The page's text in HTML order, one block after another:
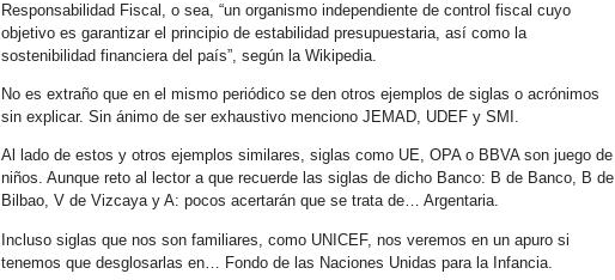
Responsabilidad Fiscal, o sea, “un organismo independiente de control fiscal cuyo
objetivo es garantizar el principio de estabilidad presupuestaria, así como la
sostenibilidad financiera del país”, según la Wikipedia.
No es extraño que en el mismo periódico se den otros ejemplos de siglas o acrónimos
sin explicar. Sin ánimo de ser exhaustivo menciono JEMAD, UDEF y SMI.
Al lado de estos y otros ejemplos similares, siglas como UE, OPA o BBVA son juego de
niños. Aunque reto al lector a que recuerde las siglas de dicho Banco: B de Banco, B de
Bilbao, V de Vizcaya y A: pocos acertarán que se trata de… Argentaria.
Incluso siglas que nos son familiares, como UNICEF, nos veremos en un apuro si
tenemos que desglosarlas en… Fondo de las Naciones Unidas para la Infancia.